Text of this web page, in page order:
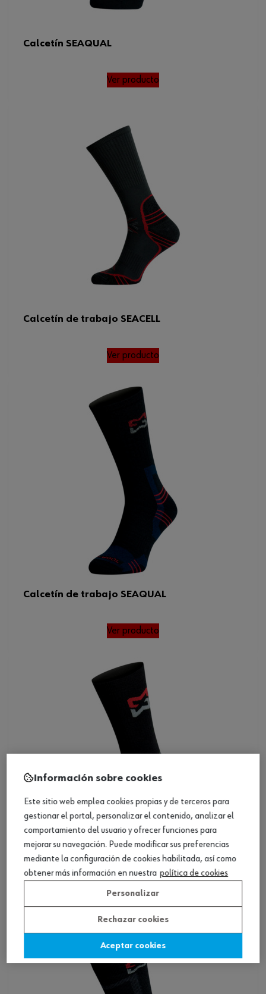
Calcetín SEAQUAL
Ver producto
Calcetín de trabajo SEACELL
Ver producto
Calcetín de trabajo SEAQUAL
Ver producto
Calcetín de trabajo DRYTEX
Ver producto
Información sobre cookies
Este sitio web emplea cookies propias y de terceros para
gestionar el portal, personalizar el contenido, analizar el
comportamiento del usuario y ofrecer funciones para
mejorar su navegación. Puede modificar sus preferencias
mediante la configuración de cookies habilitada, así como
obtener más información en nuestra política de cookies
Personalizar
Rechazar cookies
Aceptar cookies